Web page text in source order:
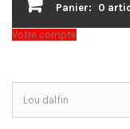
Panier: 0
Votre compte